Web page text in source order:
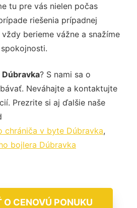
tu pre vás nielen počas
riešenia prípadnej
berieme vážne a snažíme
Dúbravka? S nami sa o
Neváhajte a kontaktujte
Prezrite si aj ďalšie naše
chrániča v byte Dúbravka,
bojlera Dúbravka
O CENOVÚ PONUKU